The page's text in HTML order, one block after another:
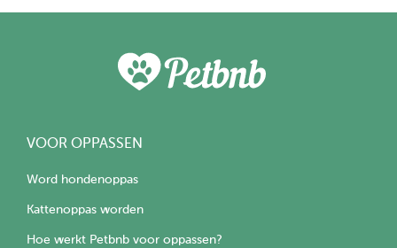
VOOR OPPASSEN
Word hondenoppas
Kattenoppas worden
Hoe werkt Petbnb voor oppassen?